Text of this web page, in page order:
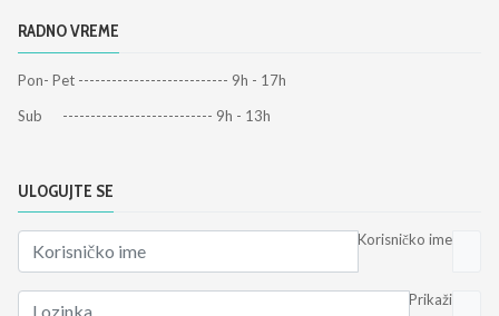
RADNO VREME
Pon- Pet --------------------------- 9h - 17h
Sub --------------------------- 9h - 13h
ULOGUJTE SE
Korisničko ime
Prikaži